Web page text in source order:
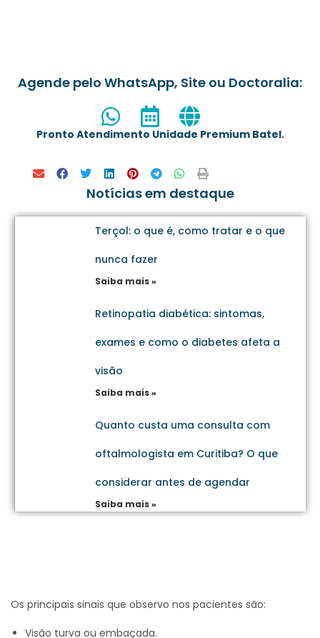
Agende pelo WhatsApp, Site ou Doctoralia:
Pronto Atendimento Unidade Premium Batel.
Notícias em destaque
Terçol: o que é, como tratar e o que
nunca fazer
Saiba mais »
Retinopatia diabética: sintomas,
exames e como o diabetes afeta a
visão
Saiba mais »
Quanto custa uma consulta com
oftalmologista em Curitiba? O que
considerar antes de agendar
Saiba mais »
Os principais sinais que observo nos pacientes são:
Visão turva ou embaçada.